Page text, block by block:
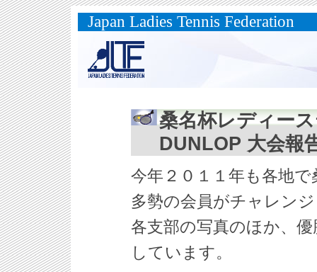
Japan Ladies Tennis Federation
桑名杯レディー
DUNLOP 大会報
今年２０１１年も各地
多勢の会員がチャレン
各支部の写真のほか、
しています。